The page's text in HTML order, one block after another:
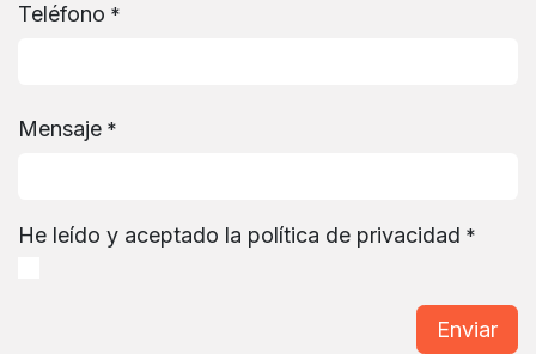
Teléfono *
Mensaje *
He leído y aceptado la política de privacidad *
Enviar